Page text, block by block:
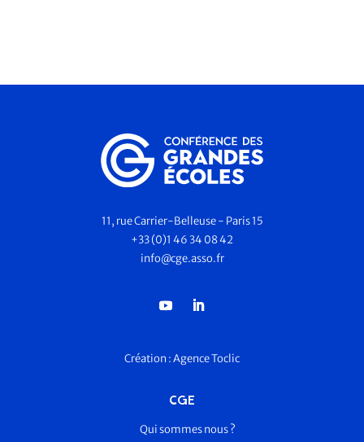
11, rue Carrier-Belleuse - Paris 15
+33 (0)1 46 34 08 42
info@cge.asso.fr
Création :Agence Toclic
CGE
Qui sommes nous ?